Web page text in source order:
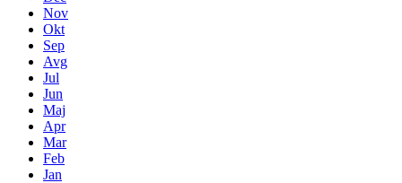
Nov
Okt
Sep
Avg
Jul
Jun
Maj
Apr
Mar
Feb
Jan